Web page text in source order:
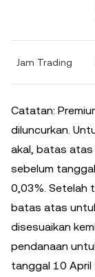
Jam Trading
Catatan:
diluncurkan.
akal, batas atas
sebelum
0,03%. Setelah
batas atas
disesuaikan
pendanaan
tanggal 10 April